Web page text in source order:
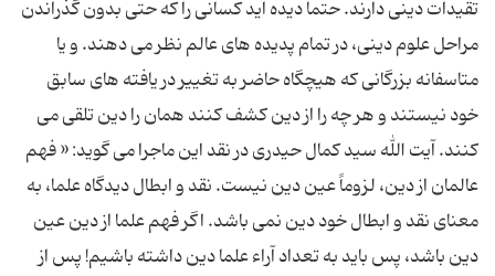
تقیدات دینی دارند. حتما دیده اید کسانی را که حتی بدون گذراندن
مراحل علوم دینی، در تمام پدیده های عالم نظر می دهند. و یا
متاسفانه بزرگانی که هیچگاه حاضر به تغییر در یافته های سابق
خود نیستند و هر چه را از دین کشف کنند همان را دین تلقی می
کنند. آیت الله سید کمال حیدری در نقد این ماجرا می گوید: « فهم
عالمان از دین، لزوماً عین دین نیست. نقد و ابطال دیدگاه علما، به
معنای نقد و ابطال خود دین نمی باشد. اگر فهم علما از دین عین
دین باشد، پس باید به تعداد آراء علما دین داشته باشیم! پس از